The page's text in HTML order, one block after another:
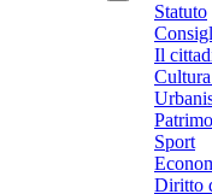
Statuto
Il
Sport
Diritto